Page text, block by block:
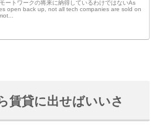
ートワークの将来に納得しているわけではないAs
open back up, not all tech companies are sold on
賃貸に出せばいいさ